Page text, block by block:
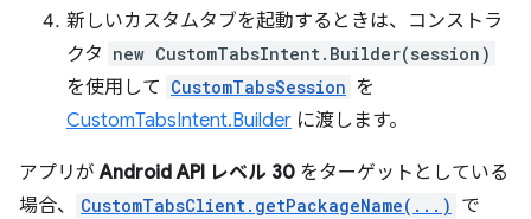
新しいカスタムタブを起動するときは、コンストラ
クタ new CustomTabsIntent.Builder(session)
を使用して CustomTabsSession を
CustomTabsIntent.Builder に渡します。
アプリがAndroid API レベル 30 をターゲットとしている
場合、
CustomTabsClient.getPackageName(...) で